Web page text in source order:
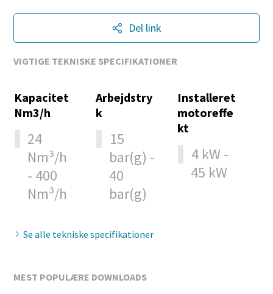
Del link
VIGTIGE TEKNISKE SPECIFIKATIONER
Kapacitet
Nm3/h
24
Nm³/h
- 400
Nm³/h
Arbejdstry
k
15
bar(g) -
40
bar(g)
Installeret
motoreffe
kt
4 kW -
45 kW
Se alle tekniske specifikationer
MEST POPULÆRE DOWNLOADS